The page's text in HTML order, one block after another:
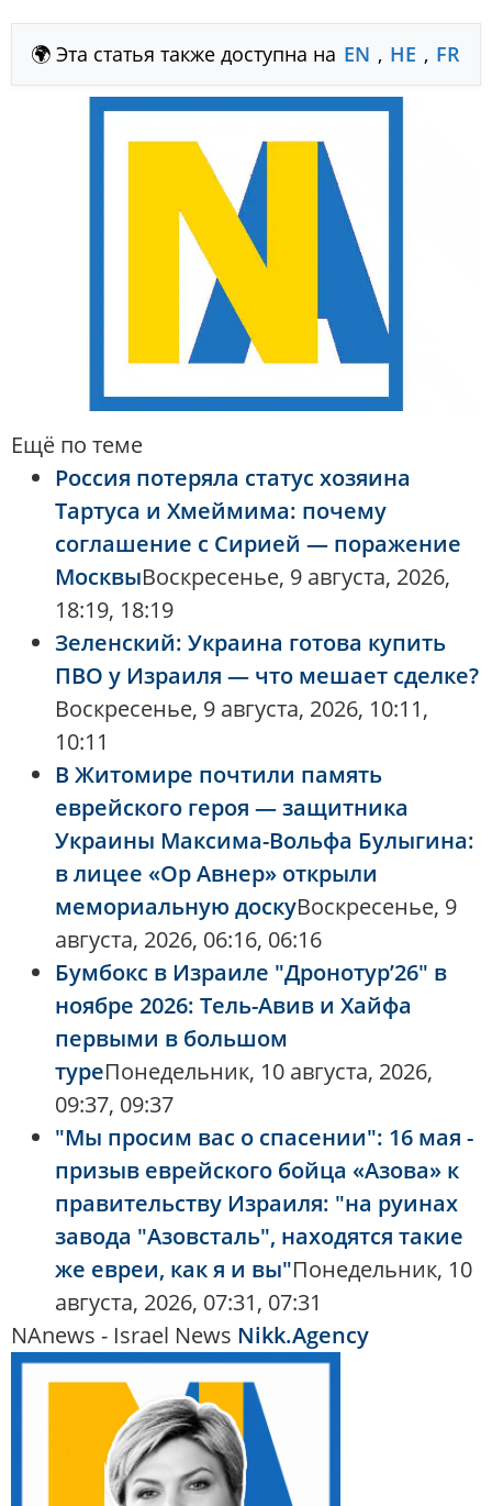
🌍 Эта статья также доступна на EN , HE , FR
Ещё по теме
Россия потеряла статус хозяина
Тартуса и Хмеймима: почему
соглашение с Сирией — поражение
МосквыВоскресенье, 9 августа, 2026,
18:19, 18:19
Зеленский: Украина готова купить
ПВО у Израиля — что мешает сделке?
Воскресенье, 9 августа, 2026, 10:11,
10:11
В Житомире почтили память
еврейского героя — защитника
Украины Максима-Вольфа Булыгина:
в лицее «Ор Авнер» открыли
мемориальную доскуВоскресенье, 9
августа, 2026, 06:16, 06:16
Бумбокс в Израиле "Дронотур’26" в
ноябре 2026: Тель-Авив и Хайфа
первыми в большом
туреПонедельник, 10 августа, 2026,
09:37, 09:37
"Мы просим вас о спасении": 16 мая -
призыв еврейского бойца «Азова» к
правительству Израиля: "на руинах
завода "Азовсталь", находятся такие
же евреи, как я и вы"Понедельник, 10
августа, 2026, 07:31, 07:31
NAnews - Israel News Nikk.Agency